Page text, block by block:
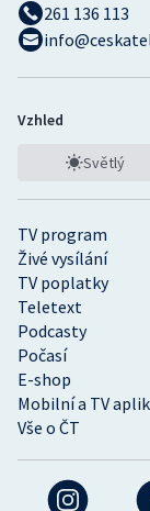
TV program
Živé vysílání
TV poplatky
Teletext
Podcasty
Počasí
E-shop
Mobilní a TV
Vše o ČT
261 136 113
Vzhled
Světlý